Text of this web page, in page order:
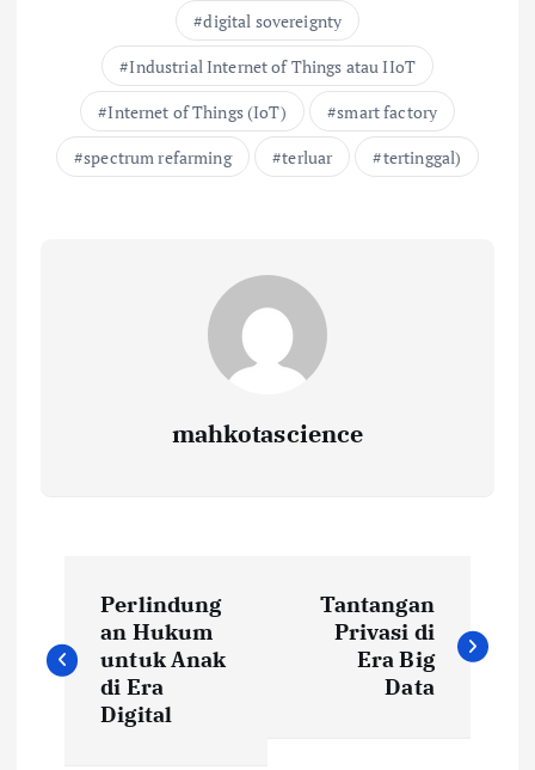
digital sovereignty
Industrial Internet of Things atau IIoT
Internet of Things (IoT)
smart factory
spectrum refarming
terluar tertinggal)
mahkotascience
a
Perlindung
an Hukum
untuk Anak
di Era
Digital
Tantangan
Privasi di
Era Big
Data